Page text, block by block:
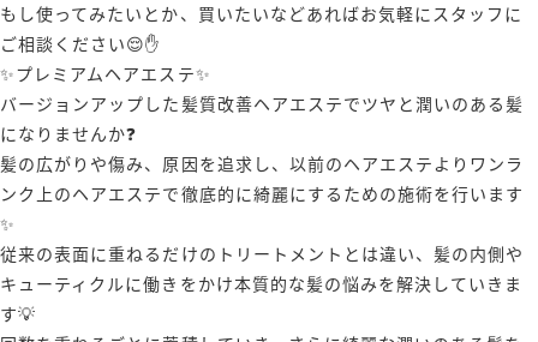
もし使ってみたいとか、買いたいなどあればお気軽にスタッフに
ご相談ください😌✋️
✨プレミアムヘアエステ✨
バージョンアップした髪質改善ヘアエステでツヤと潤いのある髪
になりませんか❓
髪の広がりや傷み、原因を追求し、以前のヘアエステよりワンラ
ンク上のヘアエステで徹底的に綺麗にするための施術を行います
✨
従来の表面に重ねるだけのトリートメントとは違い、髪の内側や
キューティクルに働きをかけ本質的な髪の悩みを解決していきま
す💡